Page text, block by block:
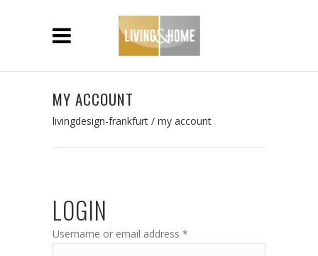
MY ACCOUNT
livingdesign-frankfurt / my account
LOGIN
Username or email address *